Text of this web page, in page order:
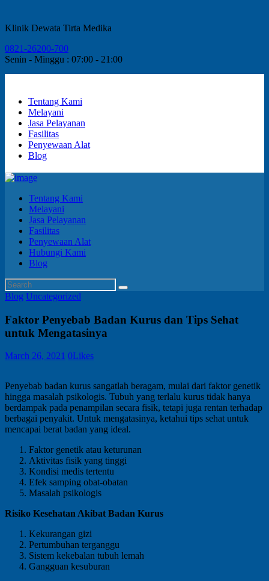
Klinik Dewata Tirta Medika
0821-26200-700
Senin - Minggu : 07:00 - 21:00
Tentang Kami
Melayani
Jasa Pelayanan
Fasilitas
Penyewaan Alat
Blog
Tentang Kami
Melayani
Jasa Pelayanan
Fasilitas
Penyewaan Alat
Hubungi Kami
Blog
Blog Uncategorized
Faktor Penyebab Badan Kurus dan Tips Sehat
untuk Mengatasinya
March 26, 2021 0Likes
Penyebab badan kurus sangatlah beragam, mulai dari faktor genetik
hingga masalah psikologis. Tubuh yang terlalu kurus tidak hanya
berdampak pada penampilan secara fisik, tetapi juga rentan terhadap
berbagai penyakit. Untuk mengatasinya, ketahui tips sehat untuk
mencapai berat badan yang ideal.
Faktor genetik atau keturunan
Aktivitas fisik yang tinggi
Kondisi medis tertentu
Efek samping obat-obatan
Masalah psikologis
Risiko Kesehatan Akibat Badan Kurus
Kekurangan gizi
Pertumbuhan terganggu
Sistem kekebalan tubuh lemah
Gangguan kesuburan